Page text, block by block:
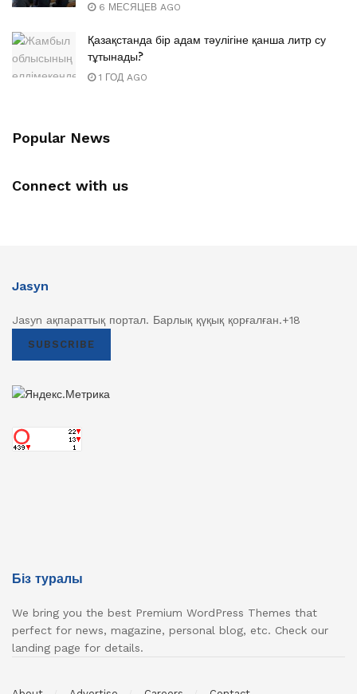
6 МЕСЯЦЕВ AGO
Қазақстанда бір адам тәулігіне қанша литр су
тұтынады?
1 ГОД AGO
Popular News
Connect with us
Jasyn
Jasyn ақпараттық портал. Барлық қүқық қорғалған.+18
SUBSCRIBE
Біз туралы
We bring you the best Premium WordPress Themes that
perfect for news, magazine, personal blog, etc. Check our
landing page for details.